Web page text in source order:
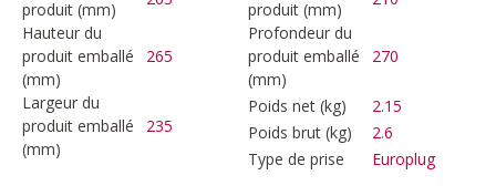
produit (mm)
produit (mm)
Hauteur du
produit emballé
(mm)
265
Profondeur du
produit emballé
(mm)
270
Largeur du
produit emballé
(mm)
235
Poids net (kg)
2.15
Poids brut (kg)
2.6
Type de prise
Europlug